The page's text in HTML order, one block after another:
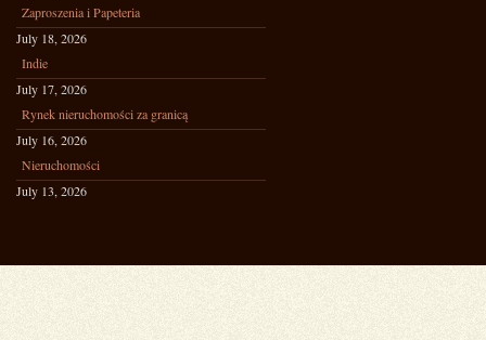
Zaproszenia i Papeteria
July 18, 2026
Indie
July 17, 2026
Rynek nieruchomości za granicą
July 16, 2026
Nieruchomości
July 13, 2026